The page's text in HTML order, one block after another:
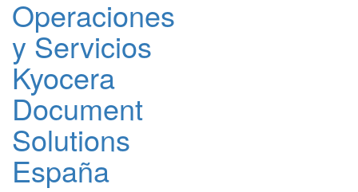
Operaciones
y Servicios
Kyocera
Document
Solutions
España